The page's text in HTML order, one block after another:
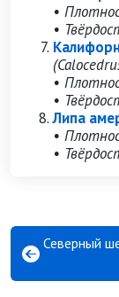
Северный
•
•
•
•
Липа
•
•